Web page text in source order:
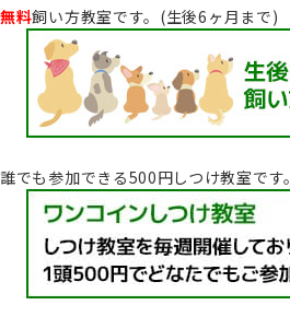
無料飼い方教室です。(生後6ヶ月まで)
誰でも参加できる500円しつけ教室です。